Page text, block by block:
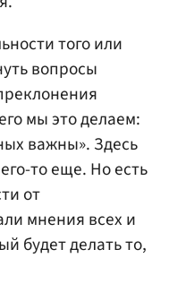
того или
вопросы
мы это делаем:
важны». Здесь
то еще. Но есть
от
мнения всех и
будет делать то,